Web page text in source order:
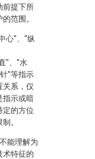
前提下所
范围。
心"、"纵
"、"水
"等指示
关系，仅
指示或暗
定的方位
。
能理解为
术特征的